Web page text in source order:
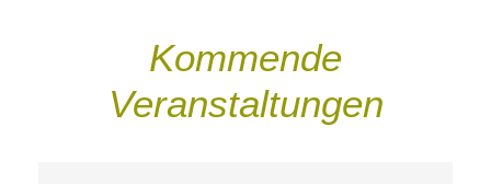
Kommende
Veranstaltungen